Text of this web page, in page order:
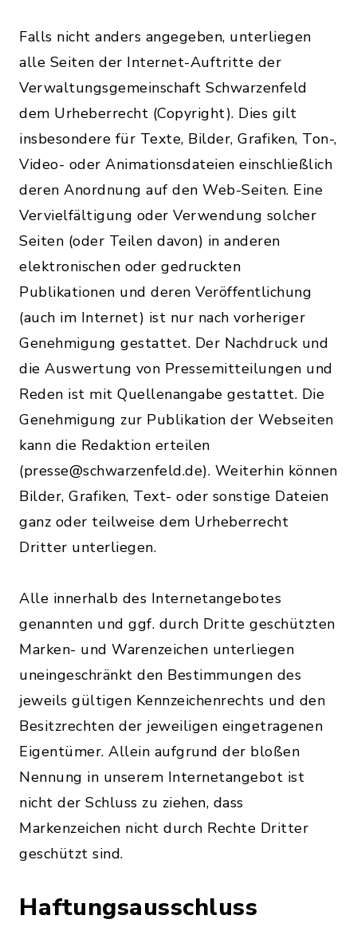
Falls nicht anders angegeben, unterliegen
alle Seiten der Internet-Auftritte der
Verwaltungsgemeinschaft Schwarzenfeld
dem Urheberrecht (Copyright). Dies gilt
insbesondere für Texte, Bilder, Grafiken, Ton-,
Video- oder Animationsdateien einschließlich
deren Anordnung auf den Web-Seiten. Eine
Vervielfältigung oder Verwendung solcher
Seiten (oder Teilen davon) in anderen
elektronischen oder gedruckten
Publikationen und deren Veröffentlichung
(auch im Internet) ist nur nach vorheriger
Genehmigung gestattet. Der Nachdruck und
die Auswertung von Pressemitteilungen und
Reden ist mit Quellenangabe gestattet. Die
Genehmigung zur Publikation der Webseiten
kann die Redaktion erteilen
(presse@schwarzenfeld.de). Weiterhin können
Bilder, Grafiken, Text- oder sonstige Dateien
ganz oder teilweise dem Urheberrecht
Dritter unterliegen.
Alle innerhalb des Internetangebotes
genannten und ggf. durch Dritte geschützten
Marken- und Warenzeichen unterliegen
uneingeschränkt den Bestimmungen des
jeweils gültigen Kennzeichenrechts und den
Besitzrechten der jeweiligen eingetragenen
Eigentümer. Allein aufgrund der bloßen
Nennung in unserem Internetangebot ist
nicht der Schluss zu ziehen, dass
Markenzeichen nicht durch Rechte Dritter
geschützt sind.
Haftungsausschluss